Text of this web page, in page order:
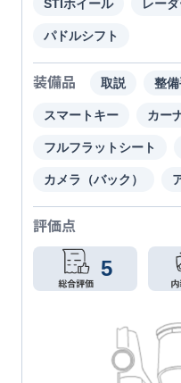
STIホイール レー
パドルシフト
装備品 取説 整
スマートキー カー
フルフラットシート
カメラ（バック）
評価点
5